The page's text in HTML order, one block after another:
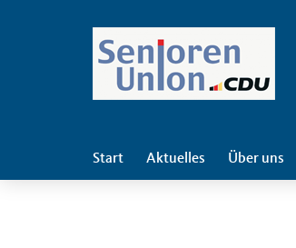
Start Aktuelles Über uns